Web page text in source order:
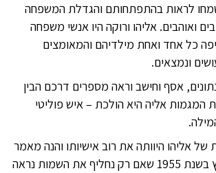
לראות בהתפתחותם והגדלת המשפחה
ואוהבים. אליהו ורוקה היו אנשי משפחה
כל אחד ואחת מילדיהם והמאומצים
ונמצאים.
אסף וחישב וראה מספרים דרכם הבין
המגמות אליה היא הולכת – איש פוליטי
של אליהו היוותה את רוב אישיותו והנה מאמר
שכתב בעלון הקיבוץ בשנת 1955 שאם רק נחליף את השמות נראה